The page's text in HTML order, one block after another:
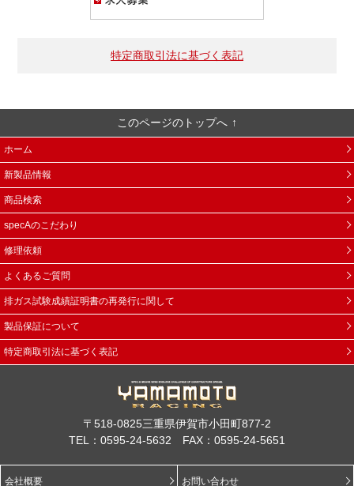
特定商取引法に基づく表記
このページのトップへ
ホーム
新製品情報
商品検索
specAのこだわり
修理依頼
よくあるご質問
排ガス試験成績証明書の再発行に関して
製品保証について
特定商取引法に基づく表記
〒518-0825三重県伊賀市小田町877-2
TEL：0595-24-5632 FAX：0595-24-5651
会社概要 お問い合わせ